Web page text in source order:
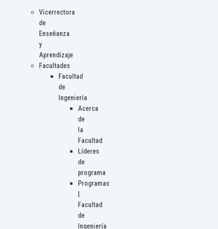
Vicerrectora
de
Enseñanza
y
Aprendizaje
Facultades
Facultad
de
Ingeniería
Acerca
de
la
Facultad
Líderes
de
programa
Programas
Facultad
de
Ingeniería